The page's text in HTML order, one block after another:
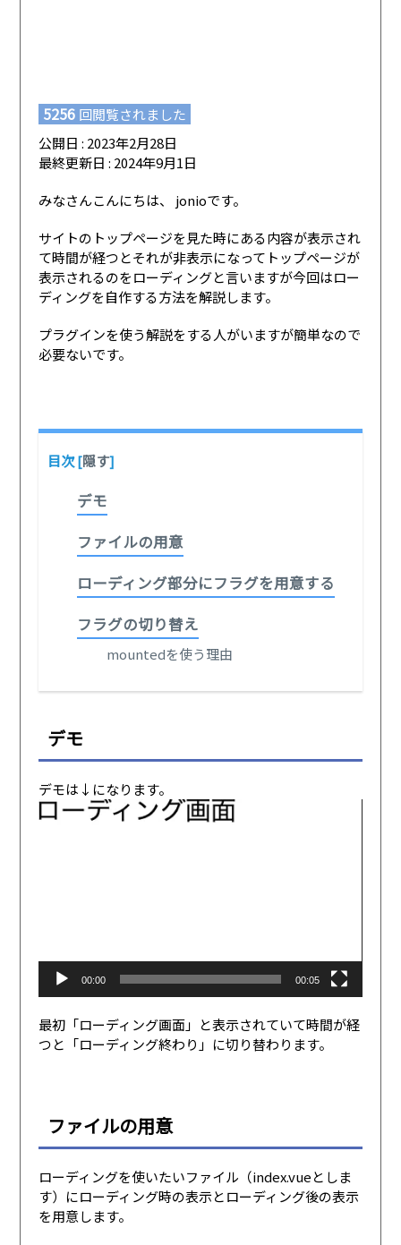
5256 回閲覧されました
公開日 : 2023年2月28日
最終更新日 : 2024年9月1日
みなさんこんにちは、 jonioです。
サイトのトップページを見た時にある内容が表示され
て時間が経つとそれが非表示になってトップページが
表示されるのをローディングと言いますが今回はロー
ディングを自作する方法を解説します。
プラグインを使う解説をする人がいますが簡単なので
必要ないです。
目次[隠す]
デモ
ファイルの用意
ローディング部分にフラグを用意する
フラグの切り替え
mountedを使う理由
デモ
デモは↓になります。
動
画
00:00 00:05
最初「ローディング画面」と表示されていて時間が経
つと「ローディング終わり」に切り替わります。
ファイルの用意
ローディングを使いたいファイル（index.vueとしま
す）にローディング時の表示とローディング後の表示
を用意します。